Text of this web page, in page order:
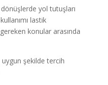
yol tutuşları
lastik
konular arasında
şekilde tercih